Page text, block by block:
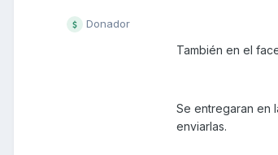
Donador
También en el
Se entregaran en
enviarlas.